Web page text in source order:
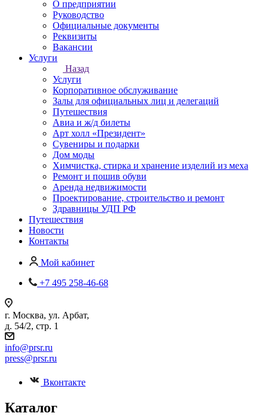
О предприятии
Руководство
Официальные документы
Реквизиты
Вакансии
Услуги
Назад
Услуги
Корпоративное обслуживание
Залы для официальных лиц и делегаций
Путешествия
Авиа и ж/д билеты
Арт холл «Президент»
Сувениры и подарки
Дом моды
Химчистка, стирка и хранение изделий из меха
Ремонт и пошив обуви
Аренда недвижимости
Проектирование, строительство и ремонт
Здравницы УДП РФ
Путешествия
Новости
Контакты
Мой кабинет
+7 495 258-46-68
г. Москва, ул. Арбат,
д. 54/2, стр. 1
info@prsr.ru
press@prsr.ru
Вконтакте
Каталог